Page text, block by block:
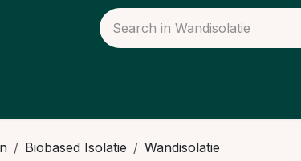
Biobased Isolatie Wandisolatie